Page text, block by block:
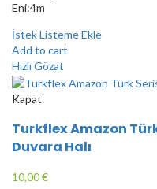
Eni:4m
İstek Listeme Ekle
Add to cart
Hızlı Gözat
Kapat
Turkflex Amazon
Duvara Halı
10,00€